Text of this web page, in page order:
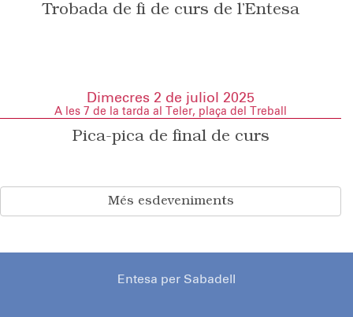
Trobada de fi de curs de l’Entesa
Dimecres 2 de juliol 2025
A les 7 de la tarda al Teler, plaça del Treball
Pica-pica de final de curs
Més esdeveniments
Entesa per Sabadell